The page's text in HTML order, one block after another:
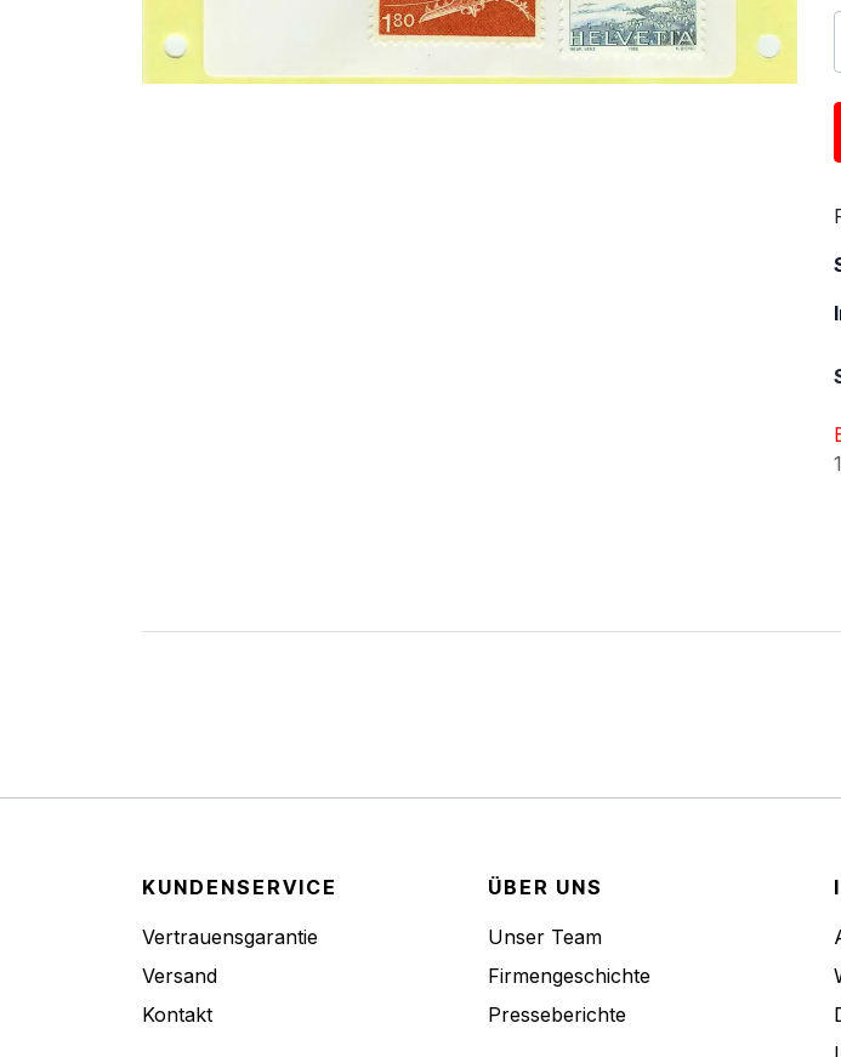
KUNDENSERVICE
Vertrauensgarantie
Versand
Kontakt
ÜBER UNS
Unser Team
Firmengeschichte
Presseberichte